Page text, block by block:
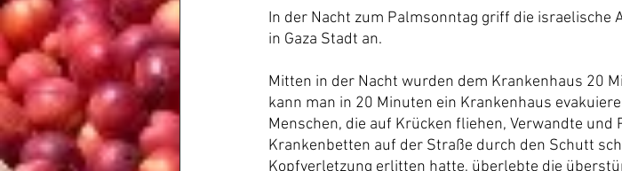
In der Nacht zum Palmsonntag griff die
in Gaza Stadt an.
Mitten in der Nacht wurden dem Krankenhaus 20
kann man in 20 Minuten ein Krankenhaus
Menschen, die auf Krücken fliehen, Verwandte
Krankenbetten auf der Straße durch den Schutt
Kopfverletzung erlitten hatte, überlebte die